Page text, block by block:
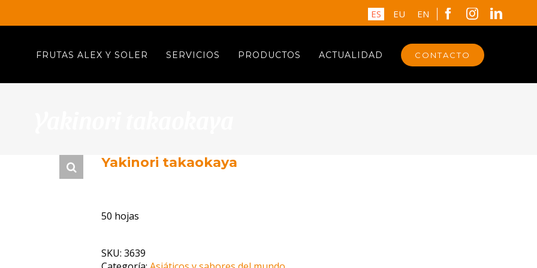
Facebook
Instagram
EU
ES EN
FRUTAS ALEX Y SOLER SERVICIOS PRODUCTOS ACTUALIDAD CONTACTO
Yakinori takaokaya
50 hojas
SKU: 3639